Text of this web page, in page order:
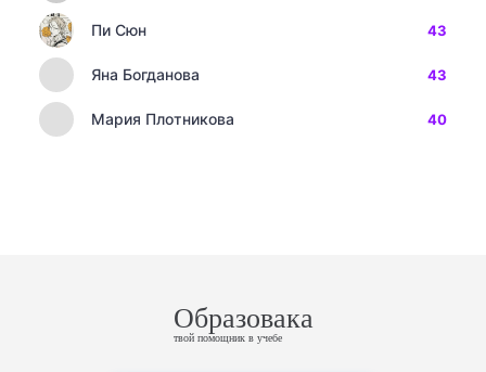
Пи Сюн 43
Яна Богданова 43
Мария Плотникова 40
Образовака
твой помощник в учебе